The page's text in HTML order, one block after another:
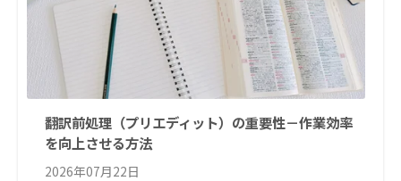
翻訳前処理（プリエディット）の重要性－作業効率
を向上させる方法
2026年07月22日